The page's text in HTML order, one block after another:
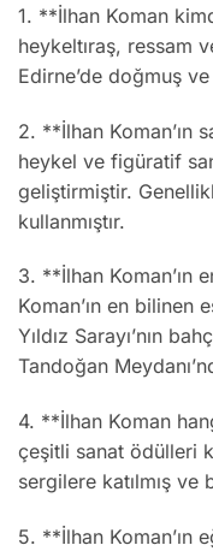
1. **İlhan Koman
heykeltıraş, ressam
Edirne’de doğmuş
2. **İlhan Koman’ın
heykel ve figüratif
geliştirmiştir.
kullanmıştır.
3. **İlhan Koman’ın
Koman’ın en bilinen
Yıldız Sarayı’nın
Tandoğan
4. **İlhan Koman
çeşitli sanat ödülleri
sergilere katılmış ve
5. **İlhan Koman’ın